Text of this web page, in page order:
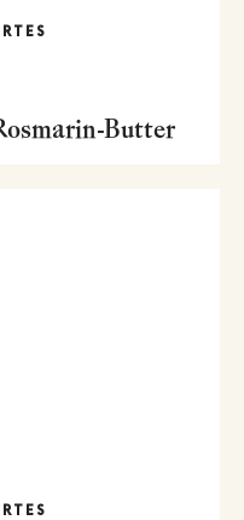
Butter